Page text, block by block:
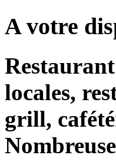
A votre
locales,
grill,